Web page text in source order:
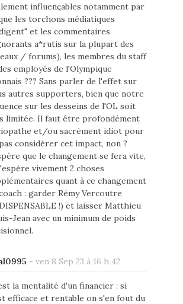
influençables notamment par
les torchons médiatiques
et les commentaires
a*rutis sur la plupart des
/ forums), les membres du staff
employés de l'Olympique
??? Sans parler de l'effet sur
autres supporters, bien que notre
sur les desseins de l'OL soit
limitée. Il faut être profondément
et/ou sacrément idiot pour
considérer cet impact, non ?
que le changement se fera vite,
vivement 2 choses
quant à ce changement
: garder Rémy Vercoutre
!) et laisser Matthieu
Jean avec un minimum de poids
- ven 8 Sep 23 à 16 h 42
la mentalité d'un financier : si
efficace et rentable on s'en fout du